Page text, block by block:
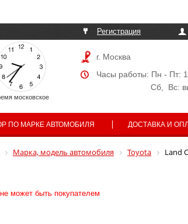
Регистрация
московское
г. Москва
Часы работы: Пн - Пт:
Сб, Вс:
ПО МАРКЕ АВТОМОБИЛЯ ДОСТАВКА И
Марка, модель автомобиля Toyota Land
может быть покупателем